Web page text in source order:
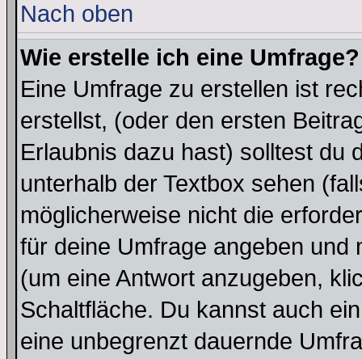
Nach oben
Wie erstelle ich eine Umfrage?
Eine Umfrage zu erstellen ist
erstellst, (oder den ersten
Erlaubnis dazu hast) solltest du
unterhalb der Textbox sehen
möglicherweise nicht die
für deine Umfrage angeben und
(um eine Antwort anzugeben,
Schaltfläche. Du kannst auch
eine unbegrenzt dauernde